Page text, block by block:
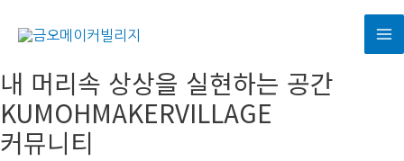
로
건
너
내 머리속 상상을 실현하는 공간
KUMOHMAKERVILLAGE
커뮤니티